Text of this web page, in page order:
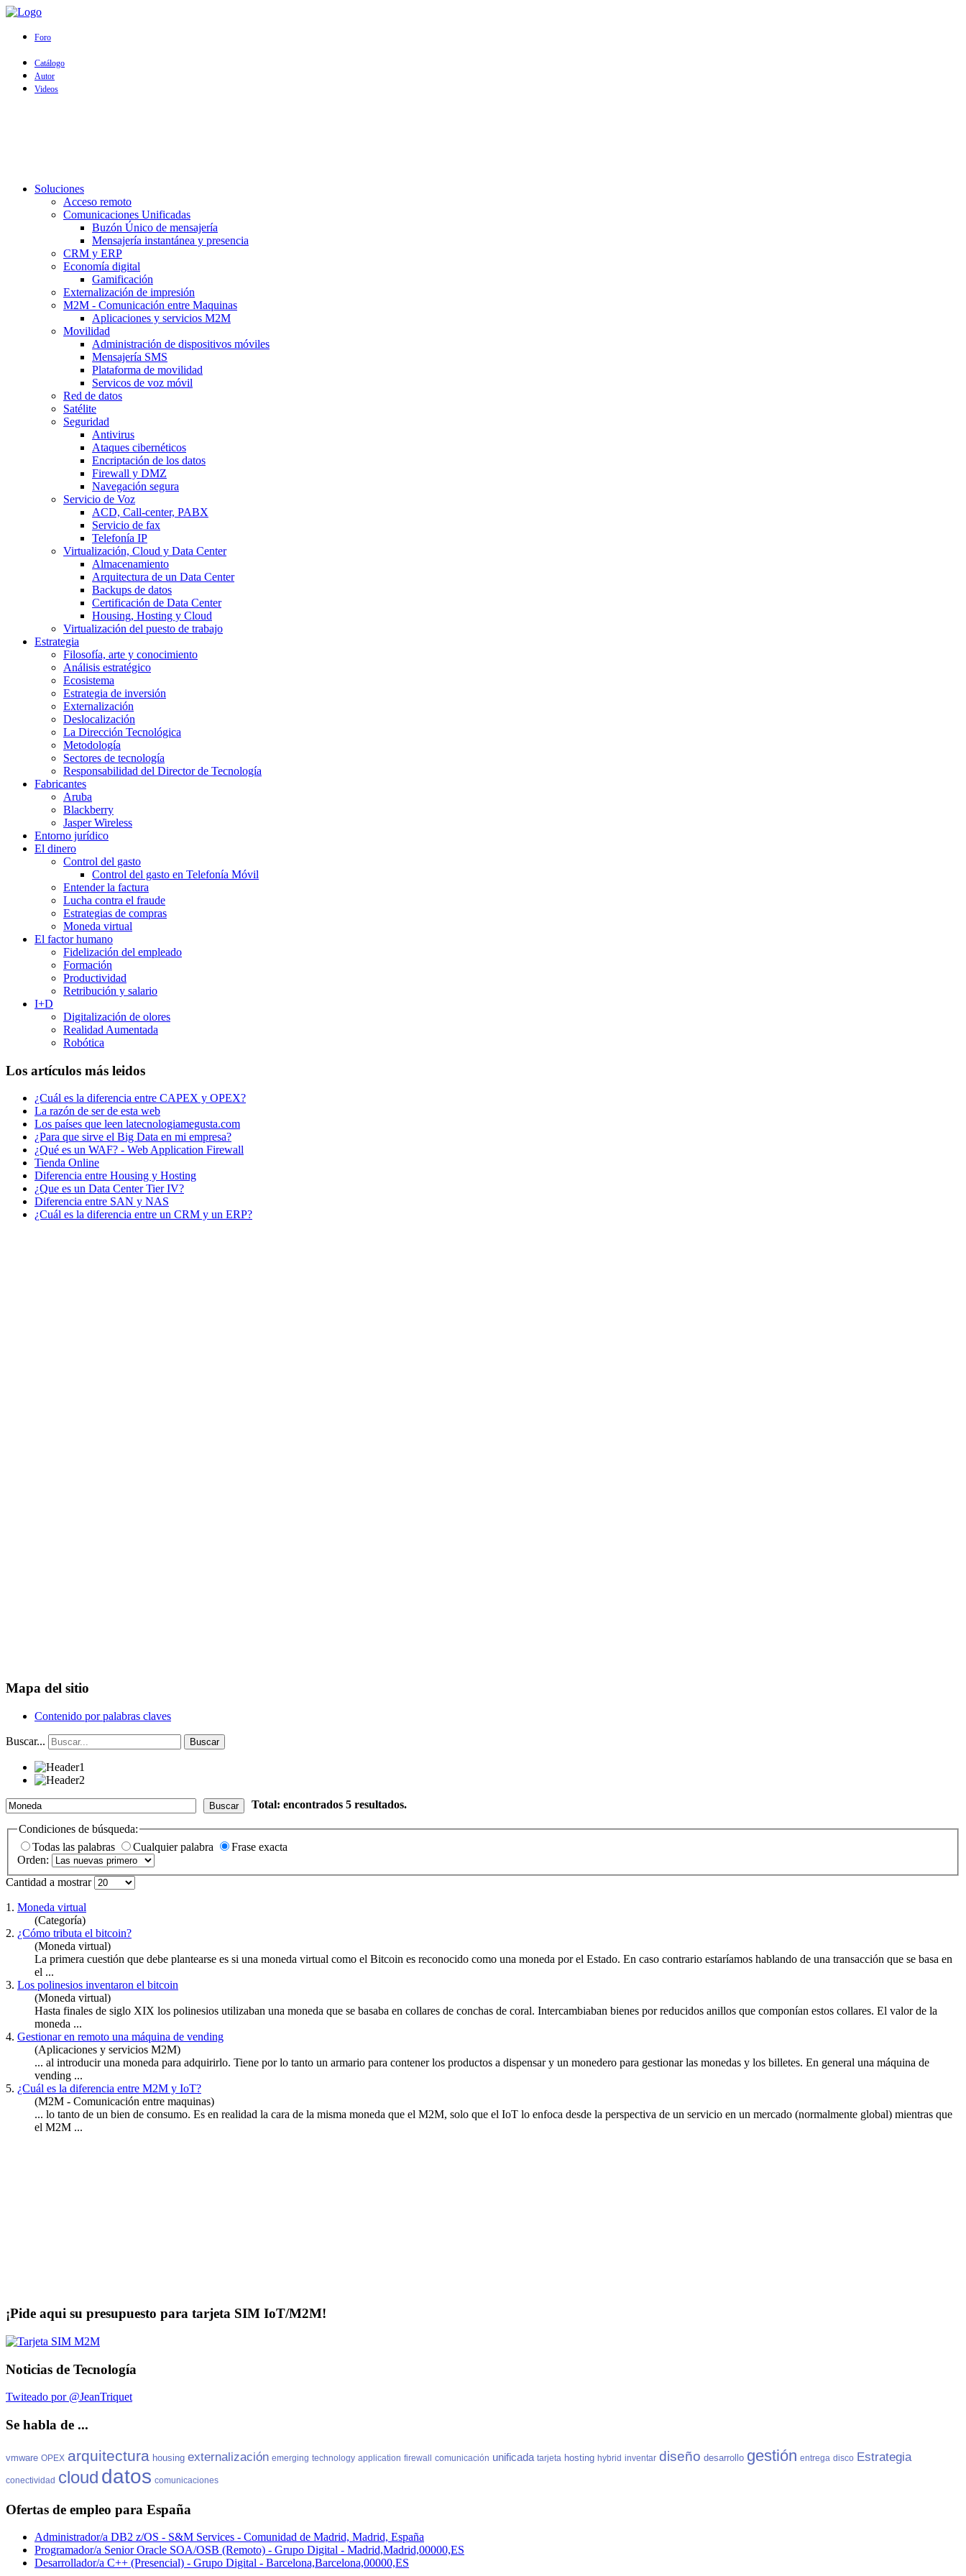
Foro
Catálogo
Autor
Videos
Soluciones
Acceso remoto
Comunicaciones Unificadas
Buzón Único de mensajería
Mensajería instantánea y presencia
CRM y ERP
Economía digital
Gamificación
Externalización de impresión
M2M - Comunicación entre Maquinas
Aplicaciones y servicios M2M
Movilidad
Administración de dispositivos móviles
Mensajería SMS
Plataforma de movilidad
Servicos de voz móvil
Red de datos
Satélite
Seguridad
Antivirus
Ataques cibernéticos
Encriptación de los datos
Firewall y DMZ
Navegación segura
Servicio de Voz
ACD, Call-center, PABX
Servicio de fax
Telefonía IP
Virtualización, Cloud y Data Center
Almacenamiento
Arquitectura de un Data Center
Backups de datos
Certificación de Data Center
Housing, Hosting y Cloud
Virtualización del puesto de trabajo
Estrategia
Filosofía, arte y conocimiento
Análisis estratégico
Ecosistema
Estrategia de inversión
Externalización
Deslocalización
La Dirección Tecnológica
Metodología
Sectores de tecnología
Responsabilidad del Director de Tecnología
Fabricantes
Aruba
Blackberry
Jasper Wireless
Entorno jurídico
El dinero
Control del gasto
Control del gasto en Telefonía Móvil
Entender la factura
Lucha contra el fraude
Estrategias de compras
Moneda virtual
El factor humano
Fidelización del empleado
Formación
Productividad
Retribución y salario
I+D
Digitalización de olores
Realidad Aumentada
Robótica
Los artículos más leidos
¿Cuál es la diferencia entre CAPEX y OPEX?
La razón de ser de esta web
Los países que leen latecnologiamegusta.com
¿Para que sirve el Big Data en mi empresa?
¿Qué es un WAF? - Web Application Firewall
Tienda Online
Diferencia entre Housing y Hosting
¿Que es un Data Center Tier IV?
Diferencia entre SAN y NAS
¿Cuál es la diferencia entre un CRM y un ERP?
Mapa del sitio
Contenido por palabras claves
Buscar... Buscar
Buscar Total: encontrados 5 resultados.
Condiciones de búsqueda:
Todas las palabras
Cualquier palabra
Frase exacta
Orden:
Cantidad a mostrar
1. Moneda virtual
(Categoría)
2. ¿Cómo tributa el bitcoin?
(Moneda virtual)
La primera cuestión que debe plantearse es si una moneda virtual como el Bitcoin es reconocido como una moneda por el Estado. En caso contrario estaríamos hablando de una transacción que se basa en
el ...
3. Los polinesios inventaron el bitcoin
(Moneda virtual)
Hasta finales de siglo XIX los polinesios utilizaban una moneda que se basaba en collares de conchas de coral. Intercambiaban bienes por reducidos anillos que componían estos collares. El valor de la
moneda ...
4. Gestionar en remoto una máquina de vending
(Aplicaciones y servicios M2M)
... al introducir una moneda para adquirirlo. Tiene por lo tanto un armario para contener los productos a dispensar y un monedero para gestionar las monedas y los billetes. En general una máquina de
vending ...
5. ¿Cuál es la diferencia entre M2M y IoT?
(M2M - Comunicación entre maquinas)
... lo tanto de un bien de consumo. Es en realidad la cara de la misma moneda que el M2M, solo que el IoT lo enfoca desde la perspectiva de un servicio en un mercado (normalmente global) mientras que
el M2M ...
¡Pide aqui su presupuesto para tarjeta SIM IoT/M2M!
Noticias de Tecnología
Twiteado por @JeanTriquet
Se habla de ...
vmware OPEX arquitectura housing externalización emerging technology application firewall comunicación unificada tarjeta hosting hybrid inventar diseño desarrollo gestión entrega disco Estrategia
conectividad cloud datos comunicaciones
Ofertas de empleo para España
Administrador/a DB2 z/OS - S&M Services - Comunidad de Madrid, Madrid, España
Programador/a Senior Oracle SOA/OSB (Remoto) - Grupo Digital - Madrid,Madrid,00000,ES
Desarrollador/a C++ (Presencial) - Grupo Digital - Barcelona,Barcelona,00000,ES